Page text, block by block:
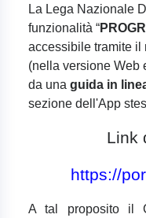
La Lega Nazionale
funzionalità “
accessibile tramite il
(nella versione Web
da una guida in
sezione dell'App
Link
https://
A tal proposito il